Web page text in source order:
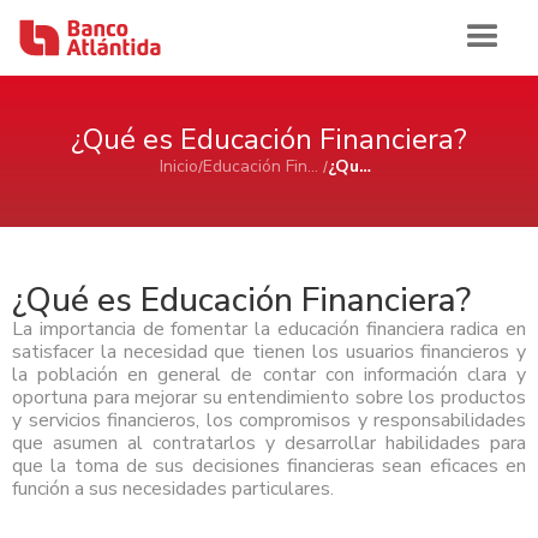
Iniciar sesión
Inicio
Banca de Personas
Ahorro e Inversión
Cuentas de Ahorros Atlántida
Cuenta de Cheques Atlántida
Certificados de Depósitos Atlántida
AFP Atlántida
Ver Ahorro e Inversión
Tarjetas
Tarjetas de Crédito Atlántida
Tarjetas de Débito Atlántida
Préstamos
Préstamo Personal Atlántida
Banca Comercial Pyme
Ahorro e Inversión
Cuenta de Ahorro Atlántida Pyme
Cuenta de Cheque Atlántida Pyme
Certificado de Depósito Atlántida Pyme
Tarjetas de Crédito
Aliadas Atlántida
Banca Corporativa
Ahorro e Inversión
Cuenta de Ahorro
Quiénes Somos
¿Qué es Educación Financiera?
Inicio Educación Financiera Atlántida ¿Qué es Educación Financiera?
¿Qué es Educación Financiera?
La importancia de fomentar la educación financiera radica en
satisfacer la necesidad que tienen los usuarios financieros y
la población en general de contar con información clara y
oportuna para mejorar su entendimiento sobre los productos
y servicios financieros, los compromisos y responsabilidades
que asumen al contratarlos y desarrollar habilidades para
que la toma de sus decisiones financieras sean eficaces en
función a sus necesidades particulares.